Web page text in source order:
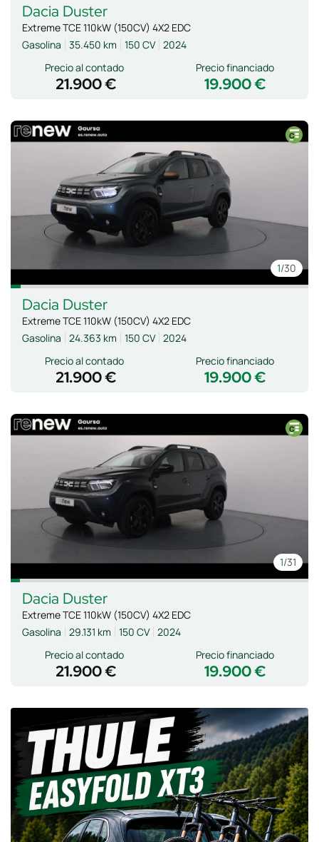
Dacia Duster
Extreme TCE 110kW (150CV) 4X2 EDC
Gasolina
35.450 km 150 CV 2024
Precio al contado
21.900 € 19.900 €
Precio financiado
1/30
Dacia Duster
Extreme TCE 110kW (150CV) 4X2 EDC
Gasolina
24.363 km 150 CV 2024
Precio al contado
21.900 € 19.900 €
Precio financiado
1/31
Dacia Duster
Extreme TCE 110kW (150CV) 4X2 EDC
Gasolina
29.131 km 150 CV 2024
Precio al contado
21.900 € 19.900 €
Precio financiado